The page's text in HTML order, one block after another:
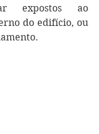
expostos ao
do edifício, ou